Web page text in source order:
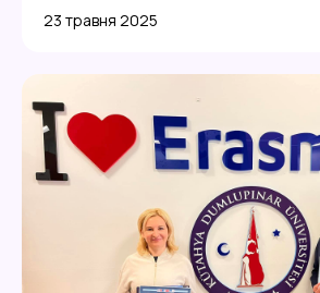
у їхньому науковому шляху! Ви
дослідження,
реалізовувати
[…]
23 травня 2025